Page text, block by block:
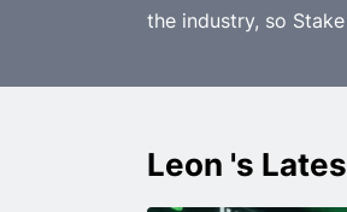
the industry, so
Leon 's